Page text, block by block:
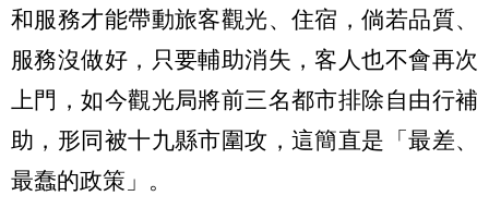
和服務才能帶動旅客觀光、住宿，倘若品質、
服務沒做好，只要輔助消失，客人也不會再次
上門，如今觀光局將前三名都市排除自由行補
助，形同被十九縣市圍攻，這簡直是「最差、
最蠢的政策」。